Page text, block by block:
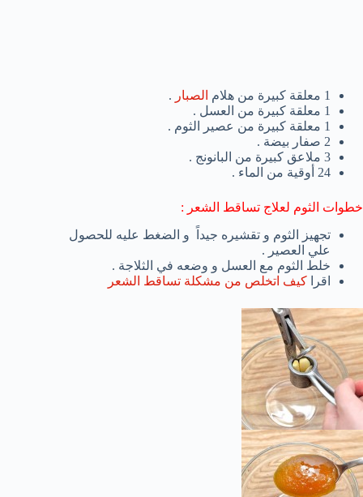
1 معلقة كبيرة من هلام الصبار .
1 معلقة كبيرة من العسل .
1 معلقة كبيرة من عصير الثوم .
2 صفار بيضة .
3 ملاعق كبيرة من البانونج .
24 أوقية من الماء .
خطوات الثوم لعلاج تساقط الشعر :
تجهيز الثوم و تقشيره جيداً و الضغط عليه للحصول
علي العصير .
خلط الثوم مع العسل و وضعه في الثلاجة .
اقرا كيف اتخلص من مشكلة تساقط الشعر